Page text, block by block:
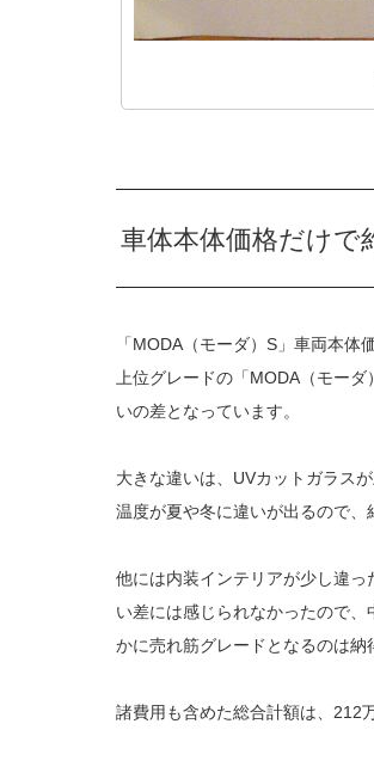
車体本体価格だけで
「MODA（モーダ）S」車両本体
上位グレードの「MODA（モー
いの差となっています。
大きな違いは、UVカットガラス
温度が夏や冬に違いが出るので、
他には内装インテリアが少し違
い差には感じられなかったので
かに売れ筋グレードとなるのは納
諸費用も含めた総合計額は、212